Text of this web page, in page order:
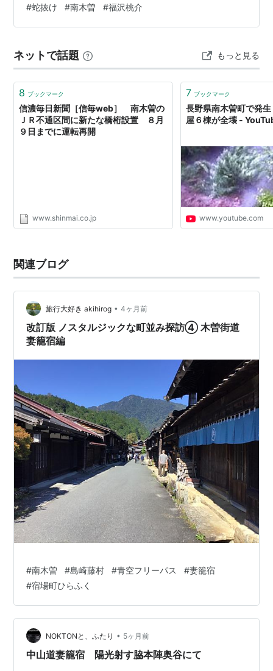
を見に行った。 福沢桃介は実業家で木曽川にいくつもの
発電所を造った人です。 橋を渡った先に蛇抜けの慰霊碑
うです。 大雨で何らかの崩壊があり川がせき止められる
と、そこにたまった水が一気に落ちてくる。大きな災害
になります。 これが桃介の別荘で木曽での…
#蛇抜け #南木曽 #福沢桃介
ネットで話題 もっと見る
8 ブックマーク
信濃毎日新聞［信毎web］ 南木曽の
ＪＲ不通区間に新たな橋桁設置 ８月
９日までに運転再開
www.shinmai.co.jp
7 ブックマーク
長野県南木曽町で発
屋６棟が全壊 -
www.youtube.com
関連ブログ
旅行大好き akihirog • 4ヶ月前
改訂版 ノスタルジックな町並み探訪④ 木曽街道
妻籠宿編
#南木曽 #島崎藤村 #青空フリーパス #妻籠宿
#宿場町ひらふく
NOKTONと、ふたり • 5ヶ月前
中山道妻籠宿 陽光射す脇本陣奥谷にて